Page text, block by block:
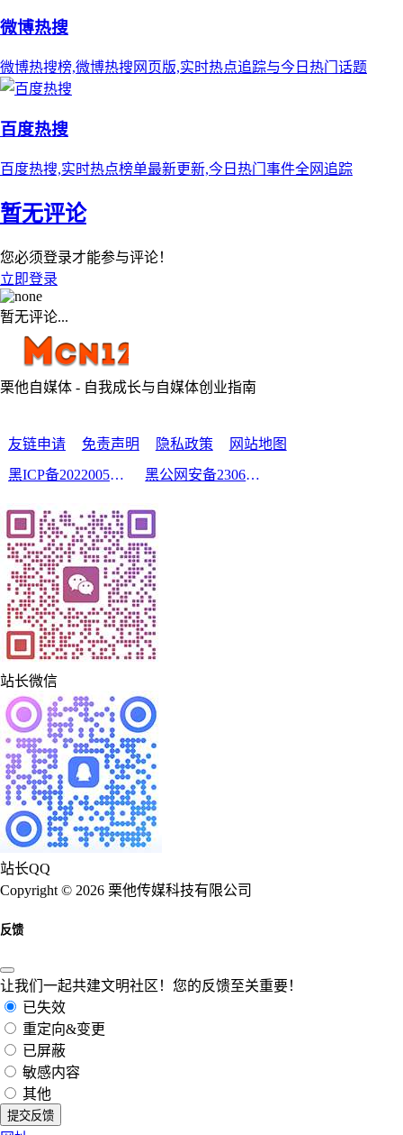
微博热搜
微博热搜榜,微博热搜网页版,实时热点追踪与今日热门话题
百度热搜
百度热搜,实时热点榜单最新更新,今日热门事件全网追踪
暂无评论
您必须登录才能参与评论！
立即登录
暂无评论...
栗他自媒体 - 自我成长与自媒体创业指南
友链申请 免责声明 隐私政策
网站地图
黑ICP备2022005210号-2
黑公网安备23060302000213号
站长微信
站长QQ
Copyright © 2026 栗他传媒科技有限公司
反馈
让我们一起共建文明社区！您的反馈至关重要！
已失效
重定向&变更
已屏蔽
敏感内容
其他
提交反馈